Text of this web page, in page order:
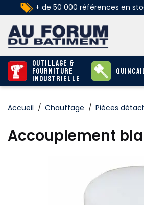
+ de 50 000 références en
Outillage &
Fourniture
industrielle
Accueil / Chauffage / Pièces
Accouplement